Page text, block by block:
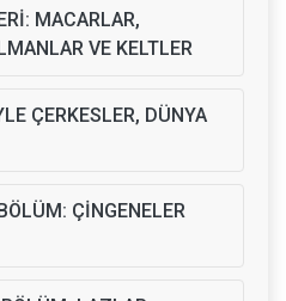
MACARLAR,
VE KELTLER
ÇERKESLER, DÜNYA
ÇİNGENELER